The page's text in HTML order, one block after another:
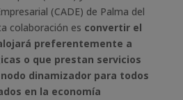
(CADE) de Palma del
colaboración es convertir el
preferentemente a
o que prestan servicios
dinamizador para todos
en la economía